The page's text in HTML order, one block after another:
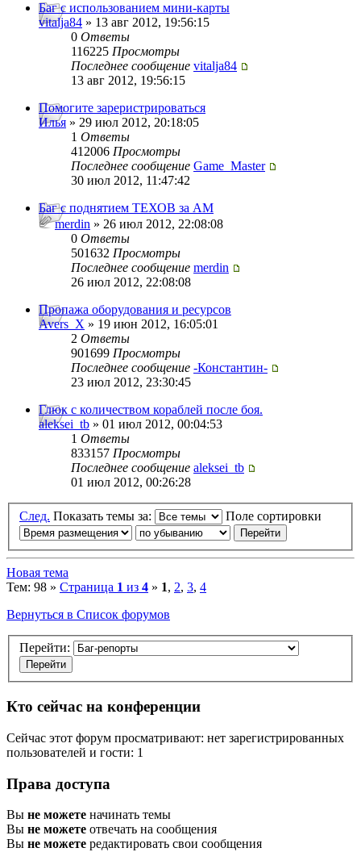
Баг с использованием мини-карты
vitalja84 » 13 авг 2012, 19:56:15
0 Ответы
116225 Просмотры
Последнее сообщение vitalja84
13 авг 2012, 19:56:15
Помогите зареристрироваться
Илья » 29 июл 2012, 20:18:05
1 Ответы
412006 Просмотры
Последнее сообщение Game_Master
30 июл 2012, 11:47:42
Баг с поднятием ТЕХОВ за АМ
merdin » 26 июл 2012, 22:08:08
0 Ответы
501632 Просмотры
Последнее сообщение merdin
26 июл 2012, 22:08:08
Пропажа оборудования и ресурсов
Avers_X » 19 июн 2012, 16:05:01
2 Ответы
901699 Просмотры
Последнее сообщение -Константин-
23 июл 2012, 23:30:45
Глюк с количеством кораблей после боя.
aleksei_tb » 01 июл 2012, 00:04:53
1 Ответы
833157 Просмотры
Последнее сообщение aleksei_tb
01 июл 2012, 00:26:28
След. Показать темы за: Поле сортировки
Новая тема
Тем: 98 » Страница 1 из 4 » 1, 2, 3, 4
Вернуться в Список форумов
Перейти:
Кто сейчас на конференции
Сейчас этот форум просматривают: нет зарегистрированных
пользователей и гости: 1
Права доступа
Вы не можете начинать темы
Вы не можете отвечать на сообщения
Вы не можете редактировать свои сообщения